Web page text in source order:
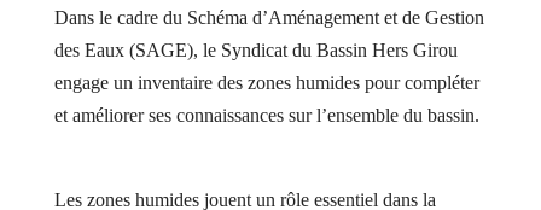
Dans le cadre du Schéma d’Aménagement et de Gestion
des Eaux (SAGE), le Syndicat du Bassin Hers Girou
engage un inventaire des zones humides pour compléter
et améliorer ses connaissances sur l’ensemble du bassin.
Les zones humides jouent un rôle essentiel dans la